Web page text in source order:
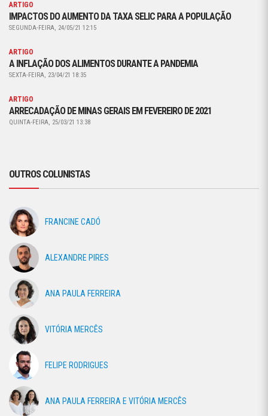
ARTIGO
IMPACTOS DO AUMENTO DA TAXA SELIC PARA A POPULAÇÃO
SEGUNDA-FEIRA, 24/05/21 12:15
ARTIGO
A INFLAÇÃO DOS ALIMENTOS DURANTE A PANDEMIA
SEXTA-FEIRA, 23/04/21 18:35
ARTIGO
ARRECADAÇÃO DE MINAS GERAIS EM FEVEREIRO DE 2021
QUINTA-FEIRA, 25/03/21 13:38
OUTROS COLUNISTAS
FRANCINE CADÓ
ALEXANDRE PIRES
ANA PAULA FERREIRA
VITÓRIA MERCÊS
FELIPE RODRIGUES
ANA PAULA FERREIRA E VITÓRIA MERCÊS